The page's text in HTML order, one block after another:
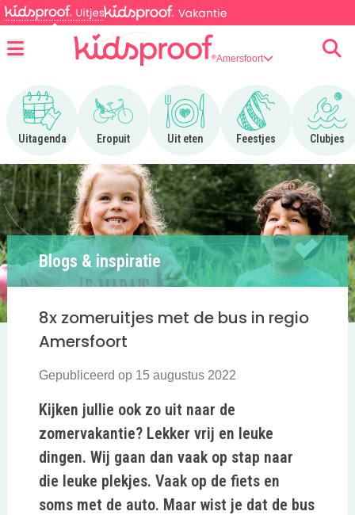
Amersfoort
Uitagenda
Ga naar Uitagenda
Eropuit
Ga naar Eropuit
Uit eten
Ga naar Uit eten
Feestjes
Ga naar Feestjes
Clubjes
Ga
Blogs & inspiratie
8x zomeruitjes met de bus in regio
Amersfoort
Gepubliceerd op 15 augustus 2022
Kijken jullie ook zo uit naar de
zomervakantie? Lekker vrij en leuke
dingen. Wij gaan dan vaak op stap naar
die leuke plekjes. Vaak op de fiets en
soms met de auto. Maar wist je dat de bus